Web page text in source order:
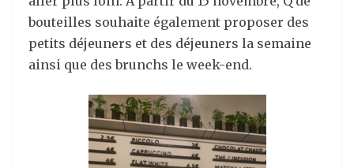
bouteilles souhaite également proposer des
petits déjeuners et des déjeuners la semaine
ainsi que des brunchs le week-end.